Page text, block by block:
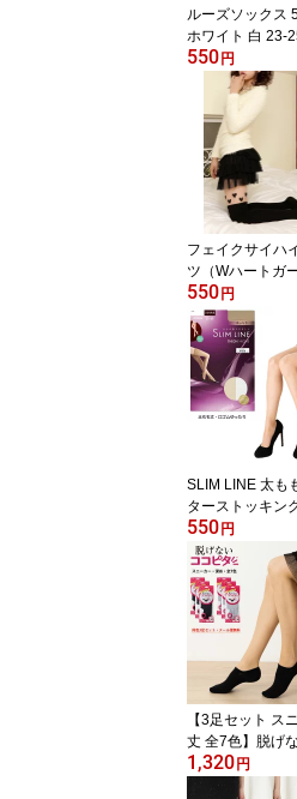
ルーズソックス
ホワイト 白 23-
成分 綿) 靴下 女
ディース コスプ
リーダー 制服デ
mz-loose-50
550 円
フェイクサイハ
ツ（Wハートガ
柄・ニーハイ部
ル） 柄ストッキ
アータイツ タイ
ッキング 柄 ニー
ェイク ガーター
ー柄 サイハイ
ス p-sc2006
550 円
SLIM LINE 太も
ターストッキン
ゆったり 22-
ィース アツギ
イン ag-ft5000
550 円
【3足セット ス
丈 全7色】脱げ
ピタ フットカバ
ーカー用深め丈
1,320 円